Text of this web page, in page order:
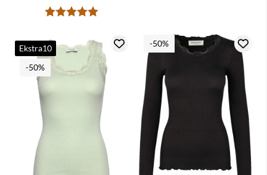
Karakter:
Ekstra10
-50%
-50%